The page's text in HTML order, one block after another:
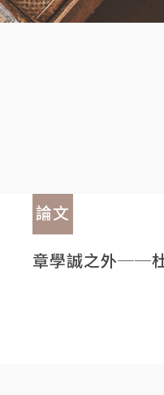
論文
章學誠之外──